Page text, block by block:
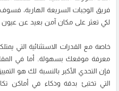
فريق الوجبات السريعة الهاربة،
لكي تعثر على مكان آمن بعيد عن عيون
خاصة مع القدرات الاستثنائية التي
معرفة موقعك بسهولة. أما في
فإن التحدي الأكبر بالنسبة لك هو
التي تختبئ بدقة وذكاء في أماكن